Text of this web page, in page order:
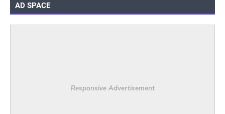
AD SPACE
Responsive Advertisement